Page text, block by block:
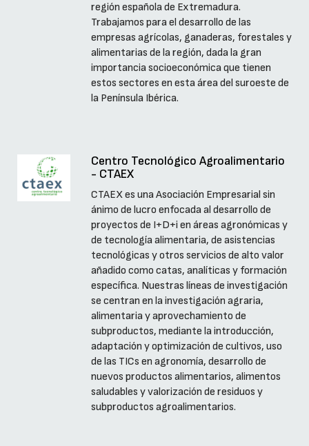
región española de Extremadura.
Trabajamos para el desarrollo de las
empresas agrícolas, ganaderas, forestales y
alimentarias de la región, dada la gran
importancia socioeconómica que tienen
estos sectores en esta área del suroeste de
la Península Ibérica.
Centro Tecnológico Agroalimentario
- CTAEX
CTAEX es una Asociación Empresarial sin
ánimo de lucro enfocada al desarrollo de
proyectos de I+D+i en áreas agronómicas y
de tecnología alimentaria, de asistencias
tecnológicas y otros servicios de alto valor
añadido como catas, analíticas y formación
específica. Nuestras líneas de investigación
se centran en la investigación agraria,
alimentaria y aprovechamiento de
subproductos, mediante la introducción,
adaptación y optimización de cultivos, uso
de las TICs en agronomía, desarrollo de
nuevos productos alimentarios, alimentos
saludables y valorización de residuos y
subproductos agroalimentarios.